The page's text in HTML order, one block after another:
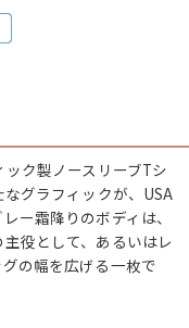
L XL
L XL
L XL
ク製ノースリーブTシ
グラフィックが、USA
ー霜降りのボディは、
役として、あるいはレ
の幅を広げる一枚で